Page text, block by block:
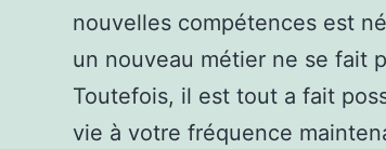
nouvelles compétences est
un nouveau métier ne se fait
Toutefois, il est tout a fait
vie à votre fréquence